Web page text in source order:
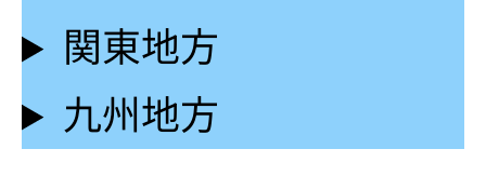
関東地方
九州地方